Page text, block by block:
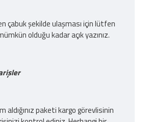
çabuk şekilde ulaşması için lütfen
olduğu kadar açık yazınız.
aldığınız paketi kargo görevlisinin